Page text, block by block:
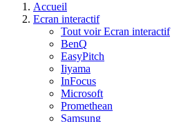
Accueil
Ecran interactif
Tout voir Ecran interactif
BenQ
EasyPitch
Iiyama
InFocus
Microsoft
Promethean
Samsung